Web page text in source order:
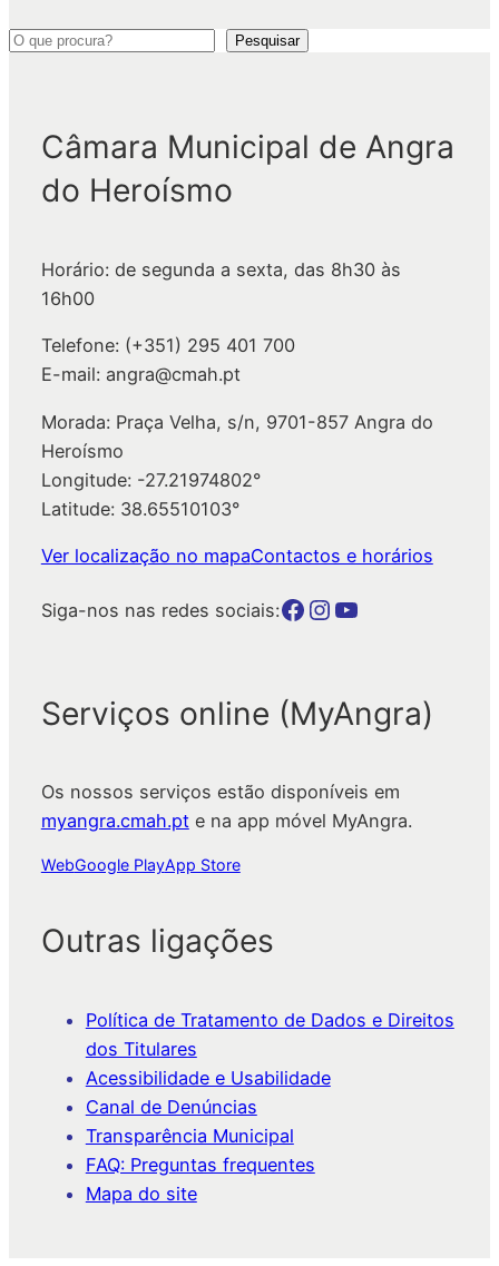
P
Pesquisar
Câmara Municipal de Angra
do Heroísmo
Horário: de segunda a sexta, das 8h30 às
16h00
Telefone: (+351) 295 401 700
E-mail: angra@cmah.pt
Morada: Praça Velha, s/n, 9701-857 Angra do
Heroísmo
Longitude: -27.21974802°
Latitude: 38.65510103°
Ver localização no mapaContactos e horários
Siga-nos nas redes sociais:Botão para a página da autarquia no Facebook Botão para a página da autarquia no Instagram Botão para a página da autarquia no Youtube
Serviços online (MyAngra)
Os nossos serviços estão disponíveis em
myangra.cmah.pte na app móvel MyAngra.
WebGoogle PlayApp Store
Outras ligações
Política de Tratamento de Dados e Direitos
dos Titulares
Acessibilidade e Usabilidade
Canal de Denúncias
Transparência Municipal
FAQ: Preguntas frequentes
Mapa do site